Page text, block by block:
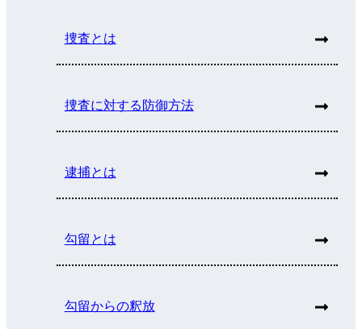
捜査とは
捜査に対する防御方法
逮捕とは
勾留とは
勾留からの釈放